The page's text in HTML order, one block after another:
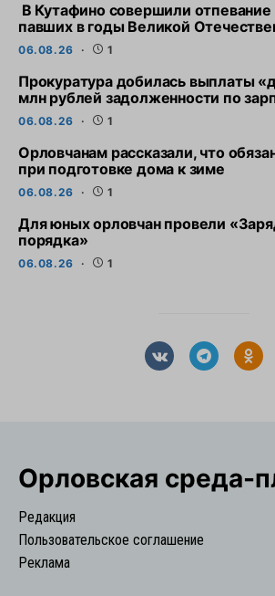
В Кутафино совершили
павших в годы Великой
06.08.26 1
Прокуратура добилась выплаты
млн рублей задолженности по
06.08.26 1
Орловчанам рассказали, что
при подготовке дома к зиме
06.08.26 1
Для юных орловчан провели
порядка»
06.08.26 1
Орловская cреда-
Редакция
Пользовательское соглашение
Реклама